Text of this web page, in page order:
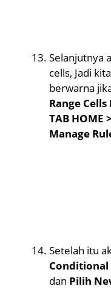
Selanjutnya
cells, Jadi
berwarna
Range Cells
TAB
Manage
Setelah itu
Conditional
dan Pilih